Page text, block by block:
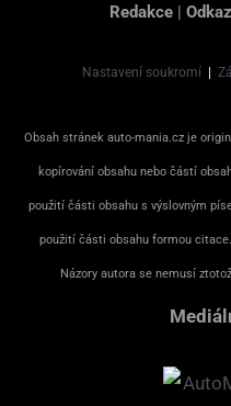
Redakce |
Nastavení soukromí
Obsah stránek auto-mania.cz je
kopírování obsahu nebo částí
použití části obsahu s výslovným
použití části obsahu formou
Názory autora se nemusí